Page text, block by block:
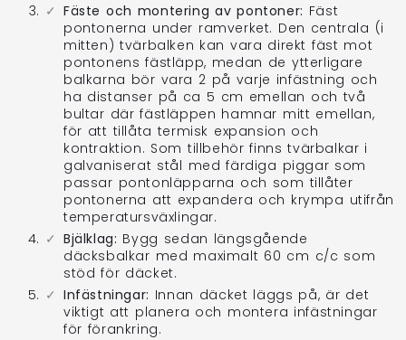
Fäste och montering av pontoner: Fäst
pontonerna under ramverket. Den centrala (i
mitten) tvärbalken kan vara direkt fäst mot
pontonens fästläpp, medan de ytterligare
balkarna bör vara 2 på varje infästning och
ha distanser på ca 5 cm emellan och två
bultar där fästläppen hamnar mitt emellan,
för att tillåta termisk expansion och
kontraktion. Som tillbehör finns tvärbalkar i
galvaniserat stål med färdiga piggar som
passar pontonläpparna och som tillåter
pontonerna att expandera och krympa utifrån
temperatursväxlingar.
Bjälklag: Bygg sedan längsgående
däcksbalkar med maximalt 60 cm c/c som
stöd för däcket.
Infästningar: Innan däcket läggs på, är det
viktigt att planera och montera infästningar
för förankring.